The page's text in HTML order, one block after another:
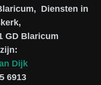
Diensten in
GD Blaricum
Dijk
6913